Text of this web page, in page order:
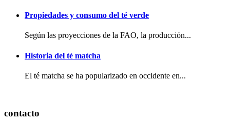
Propiedades y consumo del té verde
Según las proyecciones de la FAO, la producción...
Historia del té matcha
El té matcha se ha popularizado en occidente en...
contacto